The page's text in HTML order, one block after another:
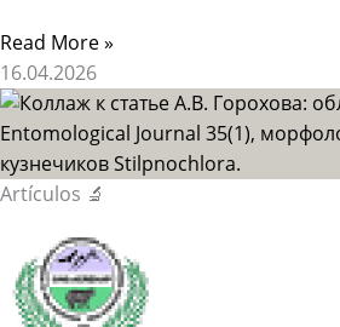
Read More »
16.04.2026
Artículos 🔬